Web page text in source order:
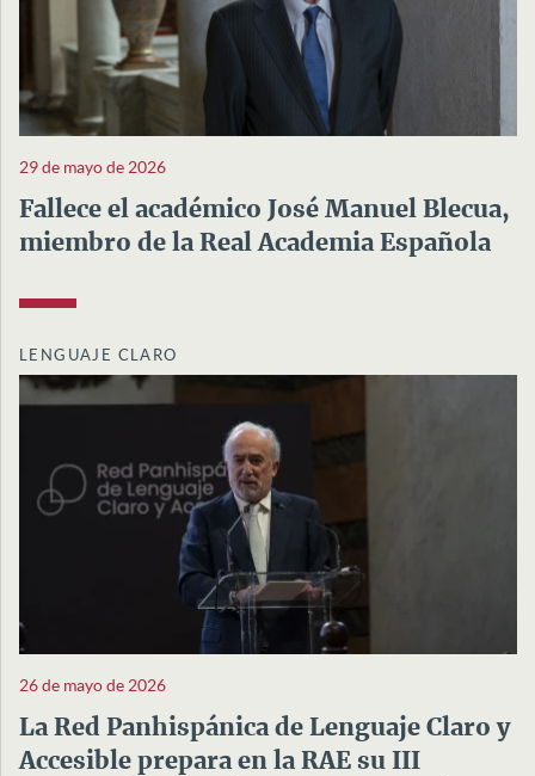
29 de mayo de 2026
Fallece el académico José Manuel Blecua,
miembro de la Real Academia Española
LENGUAJE CLARO
26 de mayo de 2026
La Red Panhispánica de Lenguaje Claro y
Accesible prepara en la RAE su III